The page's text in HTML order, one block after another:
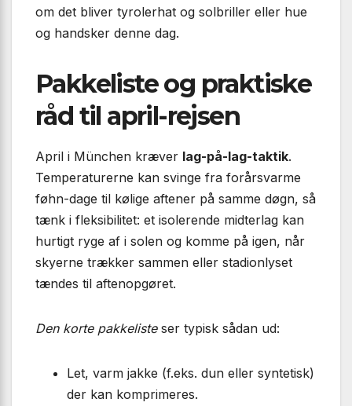
om det bliver tyrolerhat og solbriller eller hue
og handsker denne dag.
Pakkeliste og praktiske
råd til april-rejsen
April i München kræver lag-på-lag-taktik.
Temperaturerne kan svinge fra forårsvarme
føhn-dage til kølige aftener på samme døgn, så
tænk i fleksibilitet: et isolerende midterlag kan
hurtigt ryge af i solen og komme på igen, når
skyerne trækker sammen eller stadionlyset
tændes til aftenopgøret.
Den korte pakkelisteser typisk sådan ud:
Let, varm jakke (f.eks. dun eller syntetisk)
der kan komprimeres.